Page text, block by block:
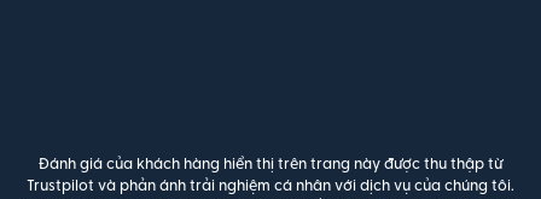
Đánh giá của khách hàng hiển thị trên trang này được thu thập từ
Trustpilot và phản ánh trải nghiệm cá nhân với dịch vụ của chúng tôi.